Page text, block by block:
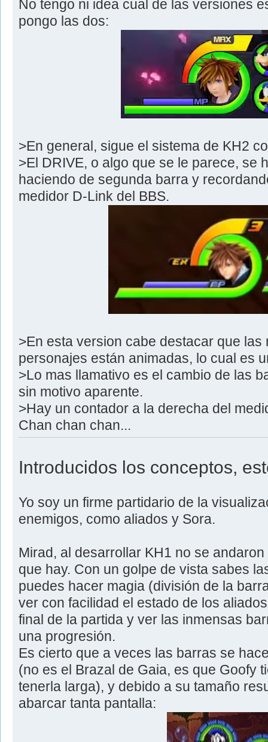
No tengo ni idea cual de las versiones
pongo las dos:
>En general, sigue el sistema de KH2
>El DRIVE, o algo que se le parece, se
haciendo de segunda barra y
medidor D-Link del BBS.
>En esta version cabe destacar que las
personajes están animadas, lo cual es
>Lo mas llamativo es el cambio de las
sin motivo aparente.
>Hay un contador a la derecha del
Chan chan chan...
Introducidos los conceptos,
Yo soy un firme partidario de la
enemigos, como aliados y Sora.
Mirad, al desarrollar KH1 no se
que hay. Con un golpe de vista sabes
puedes hacer magia (división de la
ver con facilidad el estado de los
final de la partida y ver las inmensas
una progresión.
Es cierto que a veces las barras se
(no es el Brazal de Gaia, es que Goofy
tenerla larga), y debido a su tamaño
abarcar tanta pantalla: